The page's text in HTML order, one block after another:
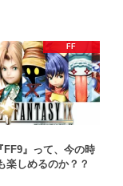
FF
FF9』って、今の時
楽しめるのか？？